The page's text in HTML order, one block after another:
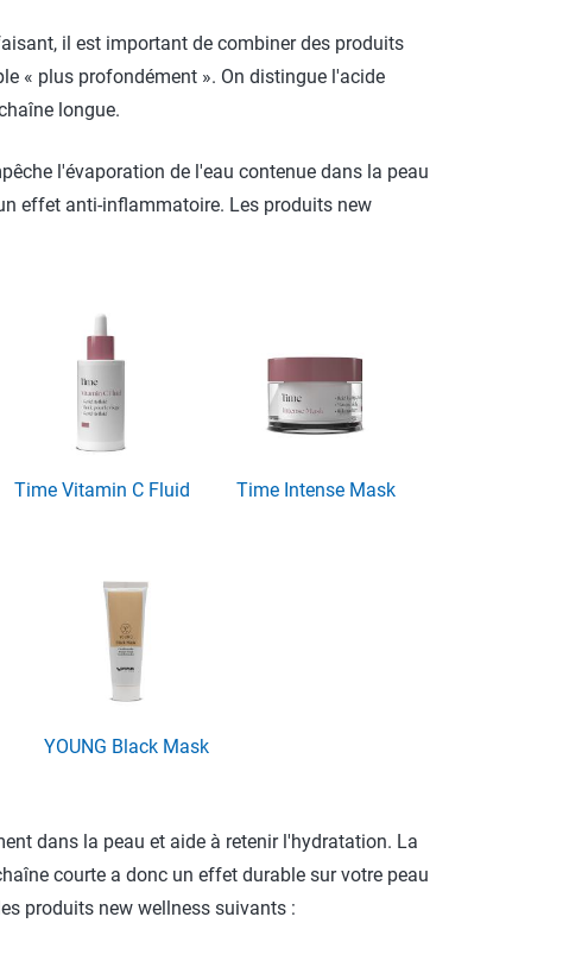
il est important de combiner des produits
« plus profondément ». On distingue l'acide
longue.
l'évaporation de l'eau contenue dans la peau
effet anti-inflammatoire. Les produits new
Time Vitamin C Fluid Time Intense Mask
YOUNG Black Mask
dans la peau et aide à retenir l'hydratation. La
courte a donc un effet durable sur votre peau
produits new wellness suivants :